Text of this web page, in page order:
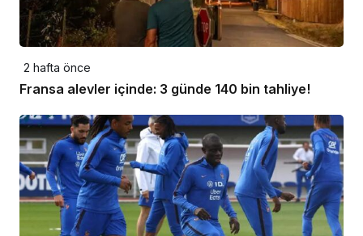
2 hafta önce
Fransa alevler içinde: 3 günde 140 bin tahliye!